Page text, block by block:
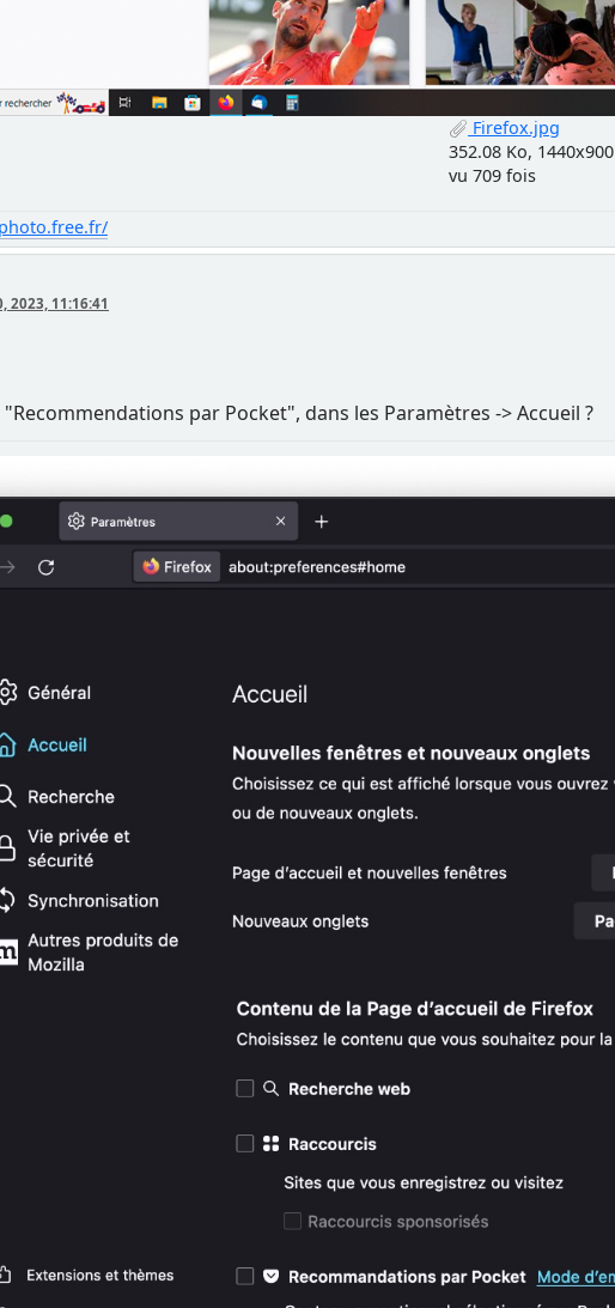
Firefox.jpg
352.08 Ko, 1440x900
vu 709 fois
2023, 11:16:41
par Pocket", dans les Paramètres -> Accueil ?